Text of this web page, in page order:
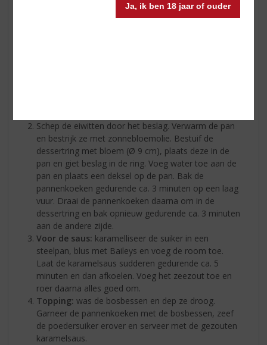
Ja, ik ben 18 jaar of ouder
Splits voor de pannenkoeken het eigeel van het eiwit
Schep de eiwitten door het beslag. Verwarm de pan
en bestrijk ze met zonnebloemolie. Bestuif de
dessertring met bloem (Ø 9 cm), plaats deze in de
pan en giet beslag in de ring. Voeg water toe aan de
pan en plaats een deksel op de pan. Bak de
pannenkoeken gedurende ca. 3 minuten op een laag
vuur. Draai de pannenkoeken daarna om in de
dessertring en bak opnieuw gedurende ca. 3 minuten
aan de andere zijde.
Voor de saus: karamelliseer de suiker in een
steelpan, blus met Baileys en voeg de room toe.
Laat de karamelsaus sudderen gedurende ca. 5
minuten en dan afkoelen. Voeg het zeezout toe en
roer daarna alles goed om.
Topping: was de bosbessen en dep ze droog.
Garneer de pannenkoeken met de bosbessen, zeef
de poedersuiker erover en serveer met de gezouten
karamelsaus.